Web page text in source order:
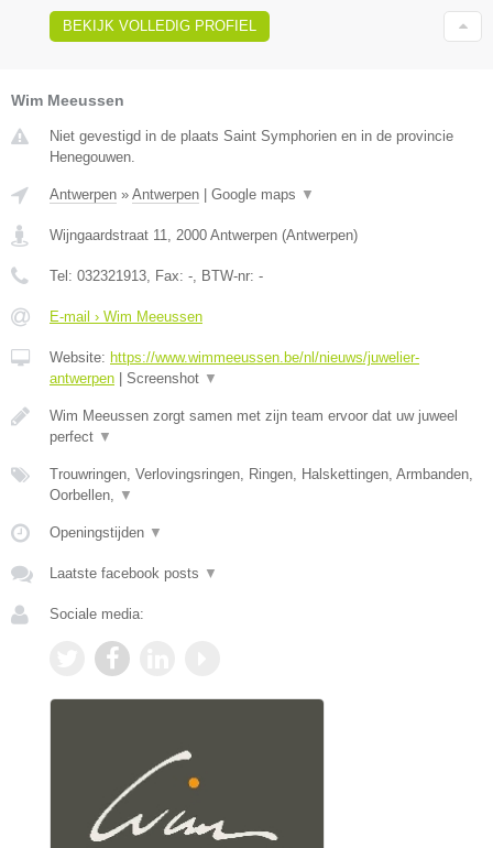
BEKIJK VOLLEDIG PROFIEL
Wim Meeussen
Niet gevestigd in de plaats Saint Symphorien en in de provincie
Henegouwen.
Antwerpen » Antwerpen Google maps ▼
Wijngaardstraat 11, 2000 Antwerpen (Antwerpen)
Tel: 032321913, Fax: -, BTW-nr: -
E-mail › Wim Meeussen
Website: https://www.wimmeeussen.be/nl/nieuws/juwelier-
antwerpen
Screenshot ▼
Wim Meeussen zorgt samen met zijn team ervoor dat uw juweel
perfect ▼
Trouwringen, Verlovingsringen, Ringen, Halskettingen, Armbanden,
Oorbellen, ▼
Openingstijden ▼
Laatste facebook posts ▼
Sociale media: